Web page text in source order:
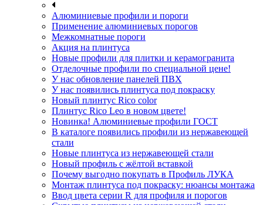
Алюминиевые профили и пороги
Применение алюминиевых порогов
Межкомнатные пороги
Акция на плинтуса
Новые профили для плитки и керамогранита
Отделочные профили по специальной цене!
У нас обновление панелей ПВХ
У нас появились плинтуса под покраску
Новый плинтус Rico color
Плинтус Rico Leo в новом цвете!
Новинка! Алюминиевые профили ГОСТ
В каталоге появились профили из нержавеющей
стали
Новые плинтуса из нержавеющей стали
Новый профиль с жёлтой вставкой
Почему выгодно покупать в Профиль ЛУКА
Монтаж плинтуса под покраску: нюансы монтажа
Ввод цвета серии R для профиля и порогов